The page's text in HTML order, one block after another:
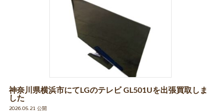
神奈川県横浜市にてLGのテレビ GL501Uを出張買取しま
した
2026.05.21 公開